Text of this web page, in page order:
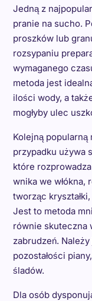
Jedną z
pranie na sucho.
proszków lub
rozsypaniu
wymaganego
metoda jest
ilości wody, a
mogłyby ulec
Kolejną popularną
przypadku używa
które
wnika we włókna,
tworząc
Jest to metoda
równie skuteczna
zabrudzeń.
pozostałości
śladów.
Dla osób